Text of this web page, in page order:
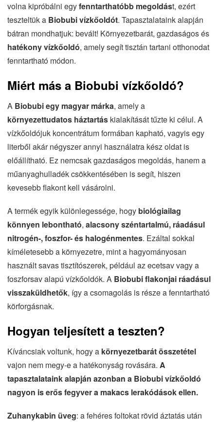
volna kipróbálni egyfenntarthatóbb megoldást, ezért
teszteltük a Biobubi vízkőoldót. Tapasztalataink alapján
bátran mondhatjuk: bevált! Környezetbarát, gazdaságos és
hatékony vízkőoldó, amely segít tisztán tartani otthonodat
fenntartható módon.
Miért más a Biobubi vízkőoldó?
A Biobubi egy magyar márka, amely a
környezettudatos háztartás kialakítását tűzte ki célul. A
vízkőoldójuk koncentrátum formában kapható, vagyis egy
literből akár négyszer annyi használatra kész oldat is
előállítható. Ez nemcsak gazdaságos megoldás, hanem a
műanyaghulladék csökkentésében is segít, hiszen
kevesebb flakont kell vásárolni.
A termék egyik különlegessége, hogy biológiailag
könnyen lebontható, alacsony széntartalmú, ráadásul
nitrogén-, foszfor- és halogénmentes. Ezáltal sokkal
kíméletesebb a környezetre, mint a hagyományosan
használt savas tisztítószerek, például az ecetsav vagy a
foszforsav alapú vízkőoldók. A Biobubi flakonjai ráadásul
visszaküldhetők, így a csomagolás is része a fenntartható
körforgásnak.
Hogyan teljesített a teszten?
Kíváncsiak voltunk, hogy a környezetbarát összetétel
vajon nem megy-e a hatékonyság rovására. A
tapasztalataink alapján azonban a Biobubi vízkőoldó
nagyon is erős fegyver a makacs lerakódások ellen.
Zuhanykabin üveg: a fehéres foltokat rövid áztatás után